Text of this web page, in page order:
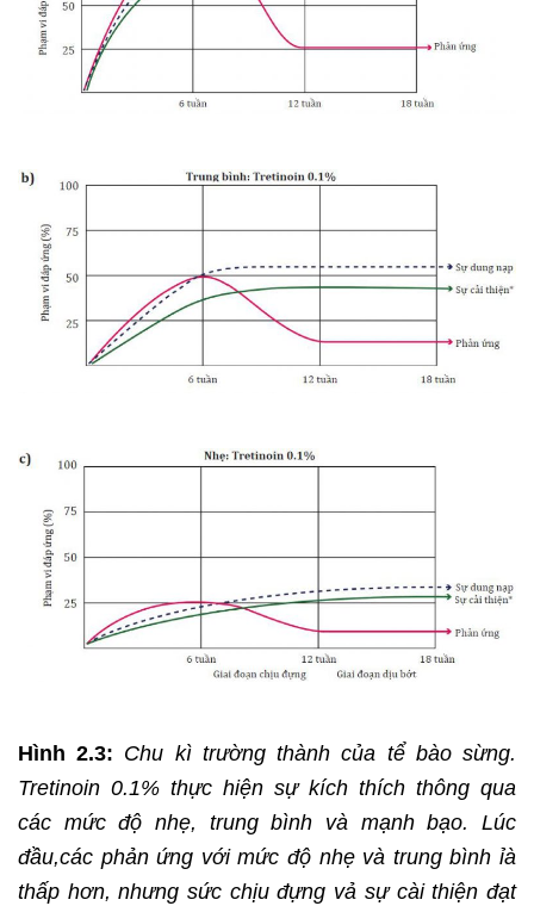
Hình 2.3: Chu kì trường thành của tể bào sừng.
Tretinoin 0.1% thực hiện sự kích thích thông qua
các mức độ nhẹ, trung bình và mạnh bạo. Lúc
đầu,các phản ứng với mức độ nhẹ và trung bình ỉà
thấp hơn, nhưng sức chịu đựng vả sự cài thiện đạt